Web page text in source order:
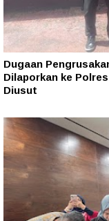
Dugaan
Dilaporkan ke
Diusut